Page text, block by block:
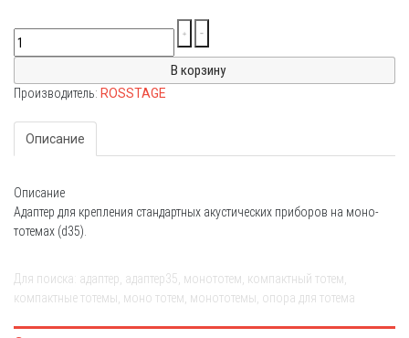
Производитель: ROSSTAGE
Описание
Описание
Адаптер для крепления стандартных акустических приборов на моно-
тотемах (d35).
Для поиска: адаптер, адаптер35, монототем, компактный тотем,
компактные тотемы, моно тотем, монототемы, опора для тотема